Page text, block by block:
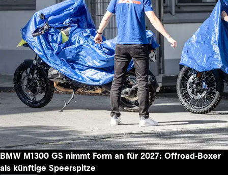
BMW M1300 GS nimmt Form an für 2027: Offroad-Boxer
als künftige Speerspitze